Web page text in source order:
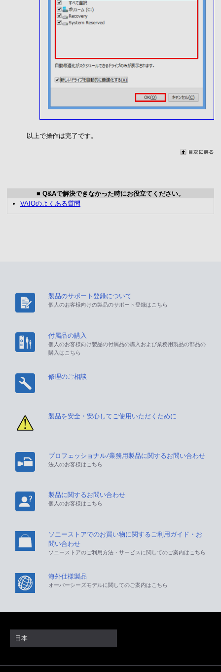
以上で操作は完了です。
■ Q&Aで解決できなかった時にお役立てください。
VAIOのよくある質問
製品のサポート登録について
個人のお客様向けの製品のサポート登録はこちら
付属品の購入
個人のお客様向け製品の付属品の購入および業務用製品の部品の
購入はこちら
修理のご相談
製品を安全・安心してご使用いただくために
プロフェッショナル/業務用製品に関するお問い合わせ
法人のお客様はこちら
製品に関するお問い合わせ
個人のお客様はこちら
ソニーストアでのお買い物に関するご利用ガイド・お
問い合わせ
ソニーストアのご利用方法・サービスに関してのご案内はこちら
海外仕様製品
オーバーシーズモデルに関してのご案内はこちら
日本